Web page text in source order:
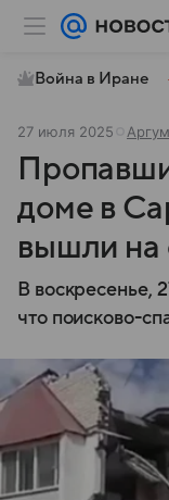
Война в Иране
27 июля 2025
доме в
вышли на
В воскресенье,
что поисково-